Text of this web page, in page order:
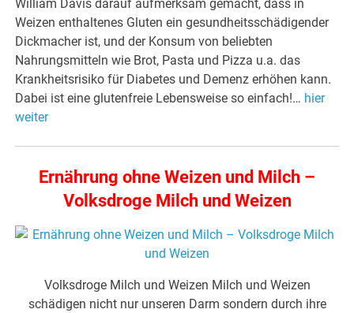
William Davis darauf aufmerksam gemacht, dass in
Weizen enthaltenes Gluten ein gesundheitsschädigender
Dickmacher ist, und der Konsum von beliebten
Nahrungsmitteln wie Brot, Pasta und Pizza u.a. das
Krankheitsrisiko für Diabetes und Demenz erhöhen kann.
Dabei ist eine glutenfreie Lebensweise so einfach!… hier
weiter
Ernährung ohne Weizen und Milch –
Volksdroge Milch und Weizen
Volksdroge Milch und Weizen Milch und Weizen
schädigen nicht nur unseren Darm sondern durch ihre